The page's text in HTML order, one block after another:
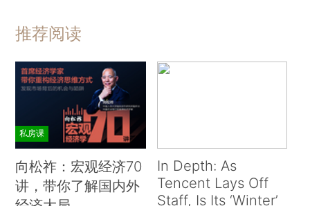
推荐阅读
私房课
向松祚：宏观经济70
讲，带你了解国内外
In Depth: As
Tencent Lays Off
Staff, Is Its ‘Winter’